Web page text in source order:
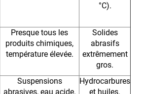
°C).
Presque tous les
produits chimiques,
température élevée.
Solides
abrasifs
extrêmement
gros.
Suspensions
abrasives, eau acide.
Hydrocarbures
et huiles.